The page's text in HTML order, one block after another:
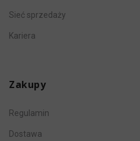
Sieć sprzedaży
Kariera
Zakupy
Regulamin
Dostawa